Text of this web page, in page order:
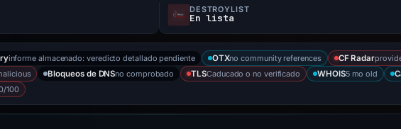
DESTROYLIST
En lista
informe almacenado: veredicto detallado pendiente OTXno community references CF Radar
Bloqueos de DNSno comprobado TLSCaducado o no verificado WHOIS5 mo old
100